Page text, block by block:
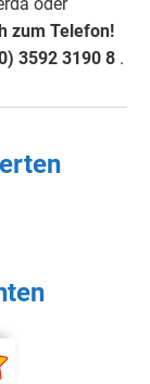
oder
zum Telefon!
3592 3190 8 .